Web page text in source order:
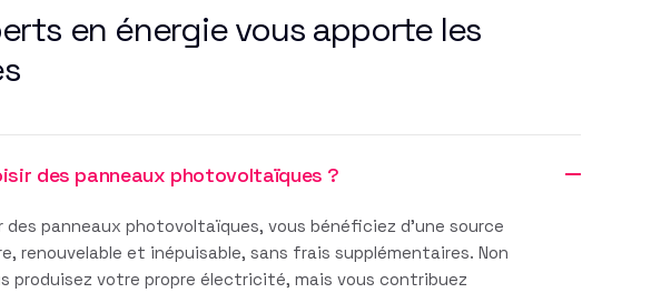
en énergie vous apporte les
des panneaux photovoltaïques ?
des panneaux photovoltaïques, vous bénéficiez d'une source
renouvelable et inépuisable, sans frais supplémentaires. Non
produisez votre propre électricité, mais vous contribuez